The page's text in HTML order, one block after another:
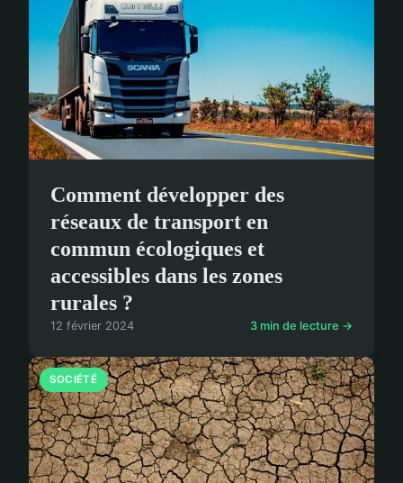
Comment développer des
réseaux de transport en
commun écologiques et
accessibles dans les zones
rurales ?
12 février 2024 3 min de lecture →
SOCIÉTÉ